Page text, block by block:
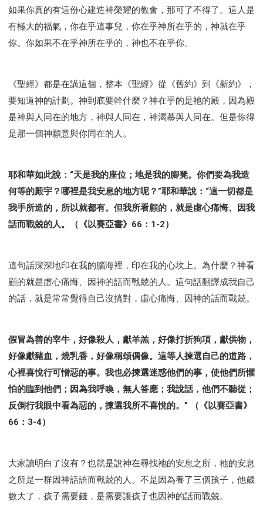
如果你真的有這份心建造神榮耀的教會，那可了不得了。這人是
有極大的福氣，你在乎這事兒，你在乎神所在乎的，神就在乎
你。你如果不在乎神所在乎的，神也不在乎你。
《聖經》都是在講這個，整本《聖經》從《舊約》到《新約》，
要知道神的計劃。神到底要幹什麼？神在乎的是祂的殿，因為殿
是神與人同在的地方，神與人同在，神渴慕與人同在。但是你得
是那一個神願意與你同在的人。
耶和華如此說：“天是我的座位；地是我的腳凳。你們要為我造
何等的殿宇？哪裡是我安息的地方呢？”耶和華說：“這一切都是
我手所造的，所以就都有。但我所看顧的，就是虛心痛悔、因我
話而戰兢的人。（《以賽亞書》66：1-2）
這句話深深地印在我的腦海裡，印在我的心坎上。為什麼？神看
顧的就是虛心痛悔、因神的話而戰兢的人。這句話翻譯成我自己
的話，就是常常覺得自己沒搞對，虛心痛悔、因神的話而戰兢。
假冒為善的宰牛，好像殺人，獻羊羔，好像打折狗項，獻供物，
好像獻豬血，燒乳香，好像稱頌偶像。這等人揀選自己的道路，
心裡喜悅行可憎惡的事。我也必揀選迷惑他們的事，使他們所懼
怕的臨到他們；因為我呼喚，無人答應；我說話，他們不聽從；
反倒行我眼中看為惡的，揀選我所不喜悅的。” （《以賽亞書》
66：3-4）
大家讀明白了沒有？也就是說神在尋找祂的安息之所，祂的安息
之所是一群因神話語而戰兢的人。不是因為養了三個孩子，他歲
數大了，孩子需要錢，是需要讓孩子也因神的話而戰兢。